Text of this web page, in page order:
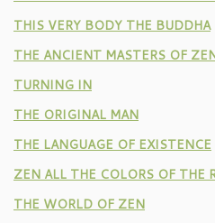
THIS VERY BODY THE BUDDHA
THE ANCIENT MASTERS OF
TURNING IN
THE ORIGINAL MAN
THE LANGUAGE OF EXISTENCE
ZEN ALL THE COLORS OF THE
THE WORLD OF ZEN